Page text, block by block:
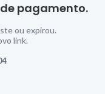
pagamento.
ou expirou.
link.